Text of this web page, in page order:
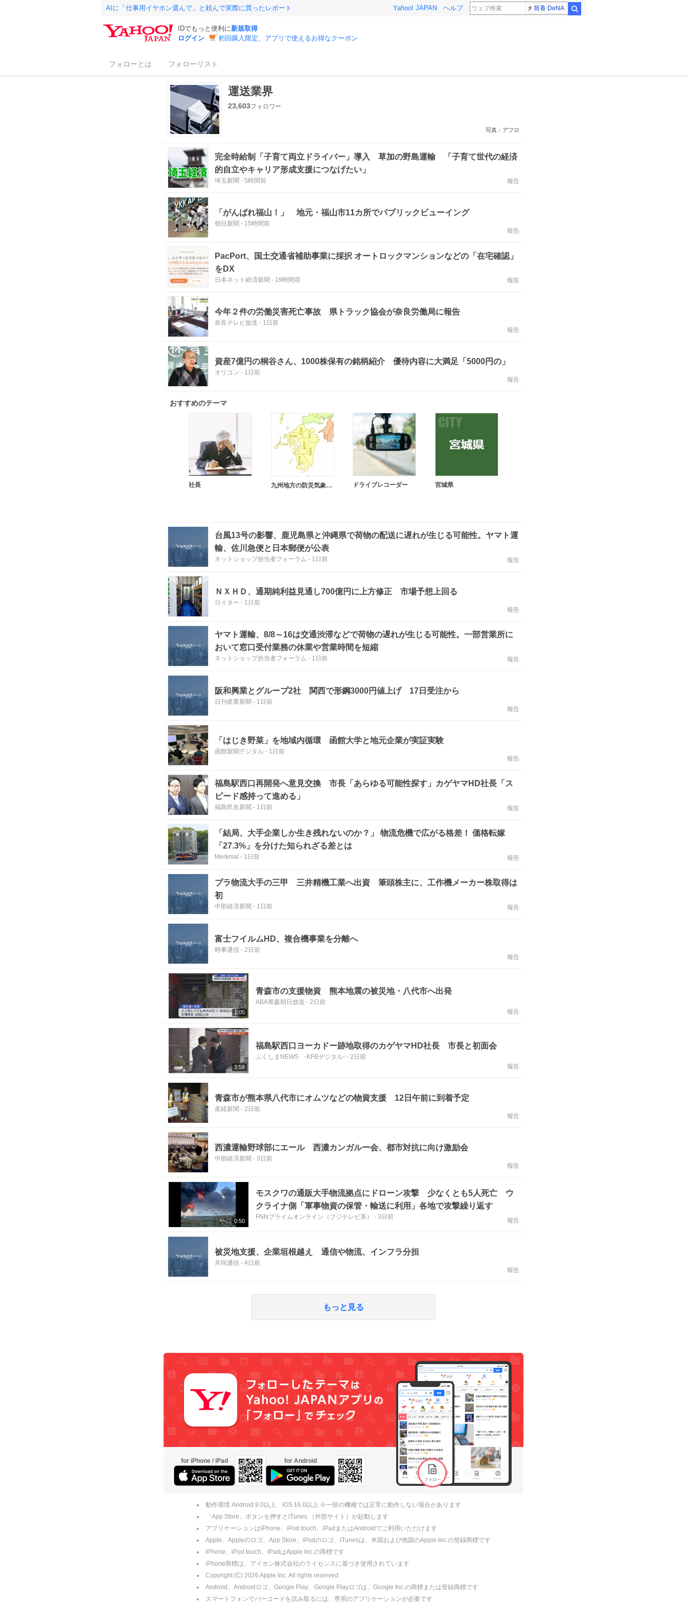
AIに「仕事用イヤホン選んで」と頼んで実際に買ったレポート Yahoo! JAPAN ヘルプ 筒香 DeNA
IDでもっと便利に新規取得
ログイン
初回購入限定、アプリで使えるお得なクーポン
フォローとは フォローリスト
運送業界
23,603フォロワー
写真：アフロ
完全時給制「子育て両立ドライバー」導入 草加の野島運輸 「子育て世代の経済
的自立やキャリア形成支援につなげたい」
埼玉新聞 - 5時間前 報告
「がんばれ福山！」 地元・福山市11カ所でパブリックビューイング
朝日新聞 - 15時間前
報告
PacPort、国土交通省補助事業に採択 オートロックマンションなどの「在宅確認」
をDX
日本ネット経済新聞 - 19時間前 報告
今年２件の労働災害死亡事故 県トラック協会が奈良労働局に報告
奈良テレビ放送 - 1日前
報告
資産7億円の桐谷さん、1000株保有の銘柄紹介 優待内容に大満足「5000円の」
オリコン - 1日前
報告
おすすめのテーマ
社長 九州地方の防災気象情報 ドライブレコーダー 宮城県
台風13号の影響、鹿児島県と沖縄県で荷物の配送に遅れが生じる可能性。ヤマト運
輸、佐川急便と日本郵便が公表
ネットショップ担当者フォーラム - 1日前 報告
ＮＸＨＤ、通期純利益見通し700億円に上方修正 市場予想上回る
ロイター - 1日前
報告
ヤマト運輸、8/8～16は交通渋滞などで荷物の遅れが生じる可能性。一部営業所に
おいて窓口受付業務の休業や営業時間を短縮
ネットショップ担当者フォーラム - 1日前 報告
阪和興業とグループ2社 関西で形鋼3000円値上げ 17日受注から
日刊産業新聞 - 1日前
報告
「はじき野菜」を地域内循環 函館大学と地元企業が実証実験
函館新聞デジタル - 1日前
報告
福島駅西口再開発へ意見交換 市長「あらゆる可能性探す」カゲヤマHD社長「ス
ピード感持って進める」
福島民友新聞 - 1日前 報告
「結局、大手企業しか生き残れないのか？」 物流危機で広がる格差！ 価格転嫁
「27.3%」を分けた知られざる差とは
Merkmal - 1日前 報告
プラ物流大手の三甲 三井精機工業へ出資 筆頭株主に、工作機メーカー株取得は
初
中部経済新聞 - 1日前 報告
富士フイルムHD、複合機事業を分離へ
時事通信 - 2日前
報告
1:05
青森市の支援物資 熊本地震の被災地・八代市へ出発
ABA青森朝日放送 - 2日前
報告
3:58
福島駅西口ヨーカドー跡地取得のカゲヤマHD社長 市長と初面会
ふくしまNEWS -KFBデジタル- - 2日前
報告
青森市が熊本県八代市にオムツなどの物資支援 12日午前に到着予定
産経新聞 - 2日前
報告
西濃運輸野球部にエール 西濃カンガルー会、都市対抗に向け激励会
中部経済新聞 - 3日前
報告
0:50
モスクワの通販大手物流拠点にドローン攻撃 少なくとも5人死亡 ウ
クライナ側「軍事物資の保管・輸送に利用」各地で攻撃繰り返す
FNNプライムオンライン（フジテレビ系） - 3日前 報告
被災地支援、企業垣根越え 通信や物流、インフラ分担
共同通信 - 4日前
報告
もっと見る
for iPhone / iPad for Android
動作環境 Android 9.0以上、iOS 16.0以上 ※一部の機種では正常に動作しない場合があります
「App Store」ボタンを押すとiTunes （外部サイト）が起動します
アプリケーションはiPhone、iPod touch、iPadまたはAndroidでご利用いただけます
Apple、Appleのロゴ、App Store、iPodのロゴ、iTunesは、米国および他国のApple Inc.の登録商標です
iPhone、iPod touch、iPadはApple Inc.の商標です
iPhone商標は、アイホン株式会社のライセンスに基づき使用されています
Copyright (C) 2026 Apple Inc. All rights reserved.
Android、Androidロゴ、Google Play、Google Playロゴは、Google Inc.の商標または登録商標です
スマートフォンでバーコードを読み取るには、専用のアプリケーションが必要です